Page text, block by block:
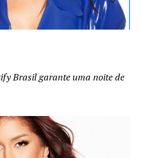
Brasil garante uma noite de